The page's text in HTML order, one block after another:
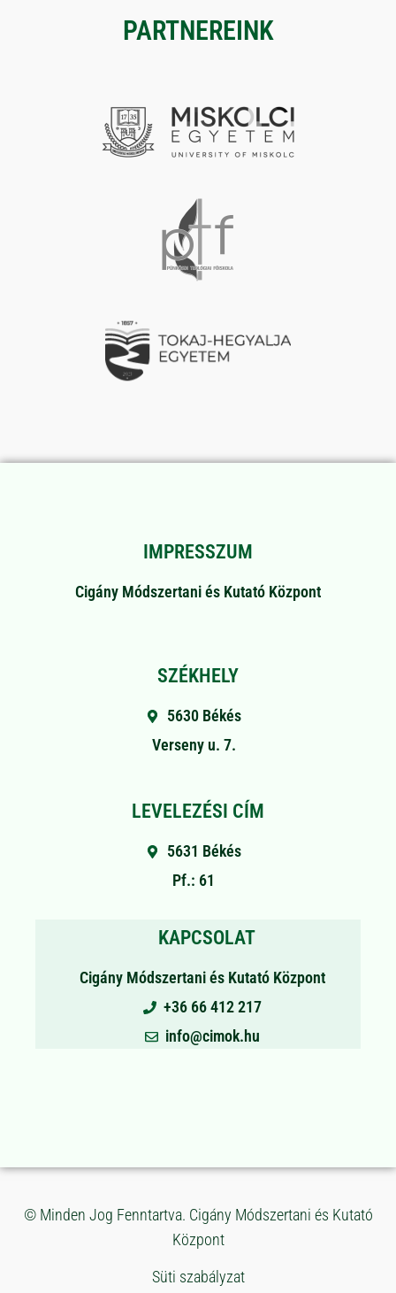
PARTNEREINK
IMPRESSZUM
Cigány Módszertani és Kutató Központ
SZÉKHELY
5630 Békés
Verseny u. 7.
LEVELEZÉSI CÍM
5631 Békés
Pf.: 61
KAPCSOLAT
Cigány Módszertani és Kutató Központ
+36 66 412 217
info@cimok.hu
© Minden Jog Fenntartva. Cigány Módszertani és Kutató
Központ
Süti szabályzat